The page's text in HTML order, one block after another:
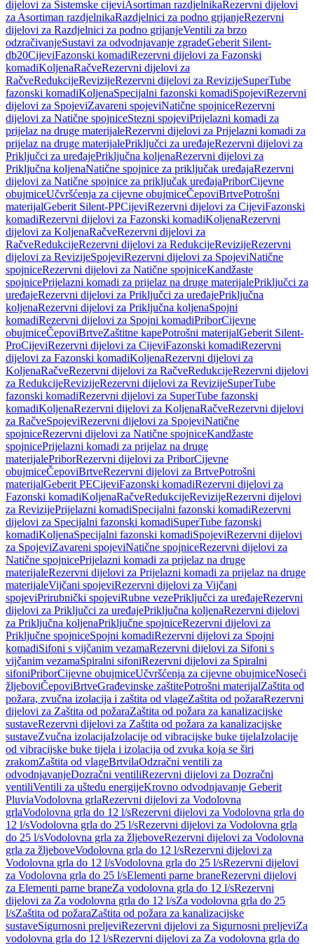
dijelovi za Sistemske cijeviAsortiman razdjelnikaRezervni dijelovi
za Asortiman razdjelnikaRazdjelnici za podno grijanjeRezervni
dijelovi za Razdjelnici za podno grijanjeVentili za brzo
odzračivanjeSustavi za odvodnjavanje zgradeGeberit Silent-
db20CijeviFazonski komadiRezervni dijelovi za Fazonski
komadiKoljenaRačveRezervni dijelovi za
RačveRedukcijeRevizijeRezervni dijelovi za RevizijeSuperTube
fazonski komadiKoljenaSpecijalni fazonski komadiSpojeviRezervni
dijelovi za SpojeviZavareni spojeviNatične spojniceRezervni
dijelovi za Natične spojniceStezni spojeviPrijelazni komadi za
prijelaz na druge materijaleRezervni dijelovi za Prijelazni komadi za
prijelaz na druge materijalePriključci za uređajeRezervni dijelovi za
Priključci za uređajePriključna koljenaRezervni dijelovi za
Priključna koljenaNatične spojnice za priključak uređajaRezervni
dijelovi za Natične spojnice za priključak uređajaPriborCijevne
obujmiceUčvršćenja za cijevne obujmiceČepoviBrtvePotrošni
materijalGeberit Silent-PPCijeviRezervni dijelovi za CijeviFazonski
komadiRezervni dijelovi za Fazonski komadiKoljenaRezervni
dijelovi za KoljenaRačveRezervni dijelovi za
RačveRedukcijeRezervni dijelovi za RedukcijeRevizijeRezervni
dijelovi za RevizijeSpojeviRezervni dijelovi za SpojeviNatične
spojniceRezervni dijelovi za Natične spojniceKandžaste
spojnicePrijelazni komadi za prijelaz na druge materijalePriključci za
uređajeRezervni dijelovi za Priključci za uređajePriključna
koljenaRezervni dijelovi za Priključna koljenaSpojni
komadiRezervni dijelovi za Spojni komadiPriborCijevne
obujmiceČepoviBrtveZaštitne kapePotrošni materijalGeberit Silent-
ProCijeviRezervni dijelovi za CijeviFazonski komadiRezervni
dijelovi za Fazonski komadiKoljenaRezervni dijelovi za
KoljenaRačveRezervni dijelovi za RačveRedukcijeRezervni dijelovi
za RedukcijeRevizijeRezervni dijelovi za RevizijeSuperTube
fazonski komadiRezervni dijelovi za SuperTube fazonski
komadiKoljenaRezervni dijelovi za KoljenaRačveRezervni dijelovi
za RačveSpojeviRezervni dijelovi za SpojeviNatične
spojniceRezervni dijelovi za Natične spojniceKandžaste
spojnicePrijelazni komadi za prijelaz na druge
materijalePriborRezervni dijelovi za PriborCijevne
obujmiceČepoviBrtveRezervni dijelovi za BrtvePotrošni
materijalGeberit PECijeviFazonski komadiRezervni dijelovi za
Fazonski komadiKoljenaRačveRedukcijeRevizijeRezervni dijelovi
za RevizijePrijelazni komadiSpecijalni fazonski komadiRezervni
dijelovi za Specijalni fazonski komadiSuperTube fazonski
komadiKoljenaSpecijalni fazonski komadiSpojeviRezervni dijelovi
za SpojeviZavareni spojeviNatične spojniceRezervni dijelovi za
Natične spojnicePrijelazni komadi za prijelaz na druge
materijaleRezervni dijelovi za Prijelazni komadi za prijelaz na druge
materijaleVijčani spojeviRezervni dijelovi za Vijčani
spojeviPrirubnički spojeviRubne vezePriključci za uređajeRezervni
dijelovi za Priključci za uređajePriključna koljenaRezervni dijelovi
za Priključna koljenaPriključne spojniceRezervni dijelovi za
Priključne spojniceSpojni komadiRezervni dijelovi za Spojni
komadiSifoni s vijčanim vezamaRezervni dijelovi za Sifoni s
vijčanim vezamaSpiralni sifoniRezervni dijelovi za Spiralni
sifoniPriborCijevne obujmiceUčvršćenja za cijevne obujmiceNoseći
žljeboviČepoviBrtveGrađevinske zaštitePotrošni materijalZaštita od
požara, zvučna izolacija i zaštita od vlageZaštita od požaraRezervni
dijelovi za Zaštita od požaraZaštita od požara za kanalizacijske
sustaveRezervni dijelovi za Zaštita od požara za kanalizacijske
sustaveZvučna izolacijaIzolacije od vibracijske buke tijelaIzolacije
od vibracijske buke tijela i izolacija od zvuka koja se širi
zrakomZaštita od vlageBrtvilaOdzračni ventili za
odvodnjavanjeDozračni ventiliRezervni dijelovi za Dozračni
ventiliVentili za uštedu energijeKrovno odvodnjavanje Geberit
PluviaVodolovna grlaRezervni dijelovi za Vodolovna
grlaVodolovna grla do 12 l/sRezervni dijelovi za Vodolovna grla do
12 l/sVodolovna grla do 25 l/sRezervni dijelovi za Vodolovna grla
do 25 l/sVodolovna grla za žljeboveRezervni dijelovi za Vodolovna
grla za žljeboveVodolovna grla do 12 l/sRezervni dijelovi za
Vodolovna grla do 12 l/sVodolovna grla do 25 l/sRezervni dijelovi
za Vodolovna grla do 25 l/sElementi parne braneRezervni dijelovi
za Elementi parne braneZa vodolovna grla do 12 l/sRezervni
dijelovi za Za vodolovna grla do 12 l/sZa vodolovna grla do 25
l/sZaštita od požaraZaštita od požara za kanalizacijske
sustaveSigurnosni preljeviRezervni dijelovi za Sigurnosni preljeviZa
vodolovna grla do 12 l/sRezervni dijelovi za Za vodolovna grla do